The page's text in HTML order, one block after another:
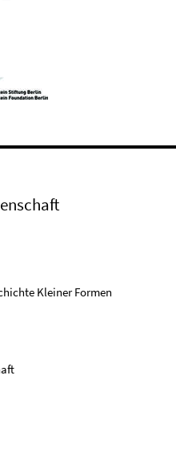
Kleiner Formen